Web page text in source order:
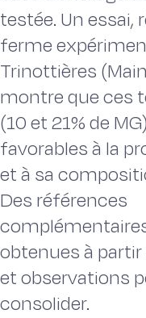
testée. Un essai,
ferme
Trinottières
montre que ces
(10 et 21% de
favorables à la
et à sa
Des références
obtenues à
et observations
consolider.